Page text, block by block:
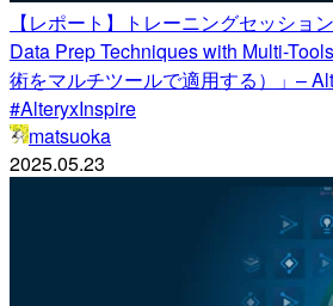
【レポート】トレーニングセッショ
Data Prep Techniques with Multi-
術をマルチツールで適用する）」–
#AlteryxInspire
matsuoka
2025.05.23